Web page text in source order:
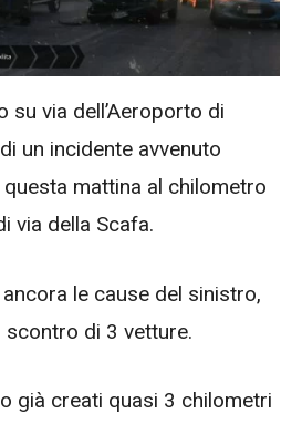
via dell’Aeroporto di
un incidente avvenuto
mattina al chilometro
via della Scafa.
le cause del sinistro,
di 3 vetture.
già creati quasi 3 chilometri